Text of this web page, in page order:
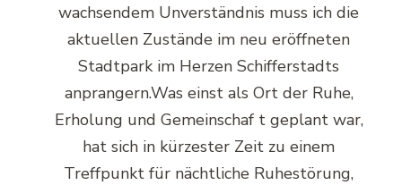
wachsendem Unverständnis muss ich die
aktuellen Zustände im neu eröffneten
Stadtpark im Herzen Schifferstadts
anprangern.Was einst als Ort der Ruhe,
Erholung und Gemeinschaf t geplant war,
hat sich in kürzester Zeit zu einem
Treffpunkt für nächtliche Ruhestörung,